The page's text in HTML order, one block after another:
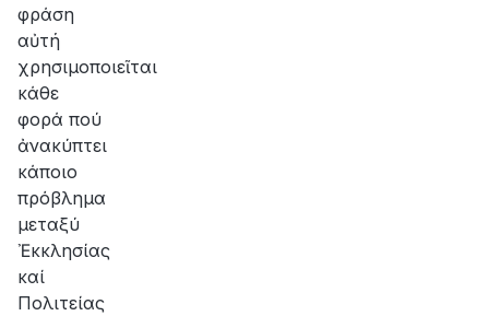
φράση
αὐτή
χρησιμοποιεῖται
κάθε
φορά πού
ἀνακύπτει
κάποιο
πρόβλημα
μεταξύ
Ἐκκλησίας
καί
Πολιτείας